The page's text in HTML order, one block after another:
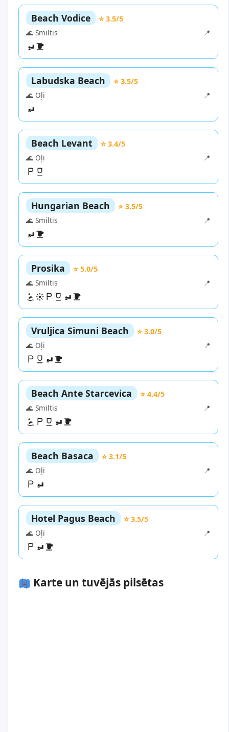
Beach Vodice
⭐ 3.5/5
🌊 Smiltis
📍
Labudska Beach
⭐ 3.5/5
🌊 Oļi
📍
Beach Levant
⭐ 3.4/5
🌊 Oļi
📍
Hungarian Beach
⭐ 3.5/5
🌊 Smiltis
📍
Prosika
⭐ 5.0/5
🌊 Smiltis
📍
Vruljica Simuni Beach
⭐ 3.0/5
🌊 Oļi
📍
Beach Ante Starcevica
⭐ 4.4/5
🌊 Smiltis
📍
Beach Basaca
⭐ 3.1/5
🌊 Oļi
📍
Hotel Pagus Beach
⭐ 3.5/5
🌊 Oļi
📍
Karte un tuvējās pilsētas